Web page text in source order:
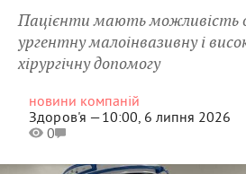
Пацієнти мають можливість
ургентну малоінвазивну і
хірургічну допомогу
новини компаній
Здоров'я —10:00, 6 липня 2026
0